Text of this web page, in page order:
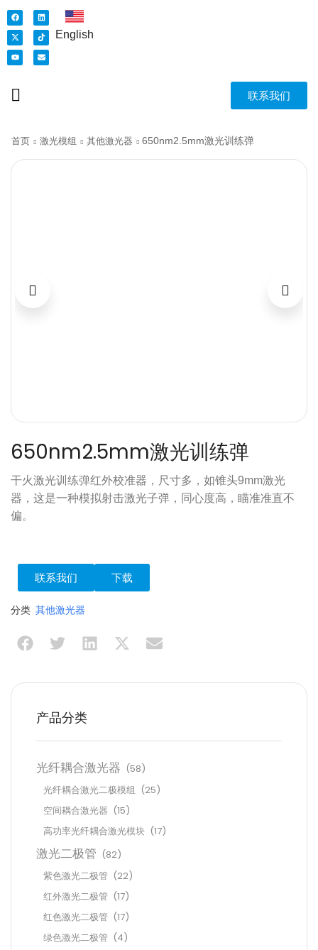
English
联系我们
首页 激光模组 其他激光器 650nm2.5mm激光训练弹
650nm2.5mm激光训练弹
干火激光训练弹红外校准器，尺寸多，如锥头9mm激光
器，这是一种模拟射击激光子弹，同心度高，瞄准准直不
偏。
联系我们 下载
分类 其他激光器
产品分类
光纤耦合激光器 (58)
光纤耦合激光二极模组 (25)
空间耦合激光器 (15)
高功率光纤耦合激光模块 (17)
激光二极管 (82)
紫色激光二极管 (22)
红外激光二极管 (17)
红色激光二极管 (17)
绿色激光二极管 (4)